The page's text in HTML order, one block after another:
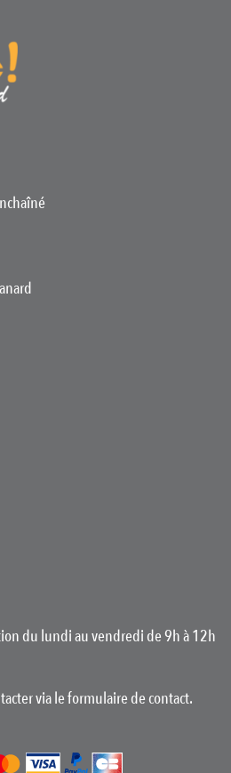
du lundi au vendredi de 9h à 12h
via le formulaire de contact.